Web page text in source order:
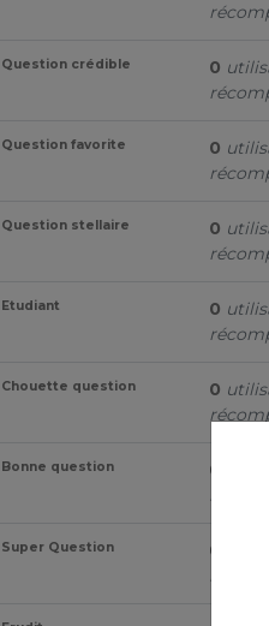
Question crédible 0
Question favorite 0
Question stellaire 0
Etudiant 0
Chouette question 0
Bonne question 0
Super Question 0